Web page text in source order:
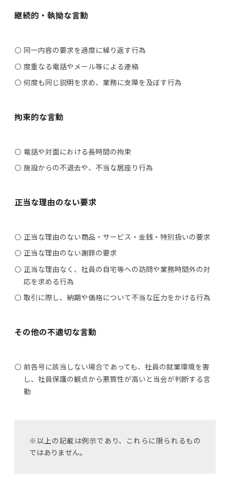
継続的・執拗な言動
同一内容の要求を過度に繰り返す行為
度重なる電話やメール等による連絡
何度も同じ説明を求め、業務に支障を及ぼす行為
拘束的な言動
電話や対面における長時間の拘束
施設からの不退去や、不当な居座り行為
正当な理由のない要求
正当な理由のない商品・サービス・金銭・特別扱いの要求
正当な理由のない謝罪の要求
正当な理由なく、社員の自宅等への訪問や業務時間外の対
応を求める行為
取引に際し、納期や価格について不当な圧力をかける行為
その他の不適切な言動
前各号に該当しない場合であっても、社員の就業環境を害
し、社員保護の観点から悪質性が高いと当会が判断する言
動
※以上の記載は例示であり、これらに限られるもの
ではありません。